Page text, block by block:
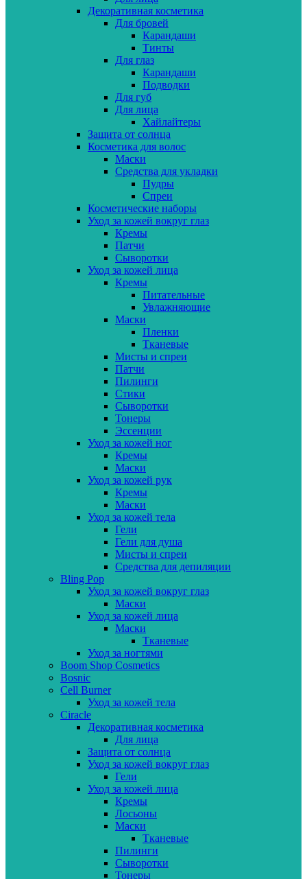
Декоративная косметика
Для бровей
Карандаши
Тинты
Для глаз
Карандаши
Подводки
Для губ
Для лица
Хайлайтеры
Защита от солнца
Косметика для волос
Маски
Средства для укладки
Пудры
Спреи
Косметические наборы
Уход за кожей вокруг глаз
Кремы
Патчи
Сыворотки
Уход за кожей лица
Кремы
Питательные
Увлажняющие
Маски
Пленки
Тканевые
Мисты и спреи
Патчи
Пилинги
Стики
Сыворотки
Тонеры
Эссенции
Уход за кожей ног
Кремы
Маски
Уход за кожей рук
Кремы
Маски
Уход за кожей тела
Гели
Гели для душа
Мисты и спреи
Средства для депиляции
Bling Pop
Уход за кожей вокруг глаз
Маски
Уход за кожей лица
Маски
Тканевые
Уход за ногтями
Boom Shop Cosmetics
Bosnic
Cell Burner
Уход за кожей тела
Ciracle
Декоративная косметика
Для лица
Защита от солнца
Уход за кожей вокруг глаз
Гели
Уход за кожей лица
Кремы
Лосьоны
Маски
Тканевые
Пилинги
Сыворотки
Тонеры